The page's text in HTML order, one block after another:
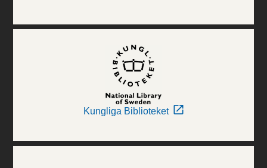
Kungliga Biblioteket